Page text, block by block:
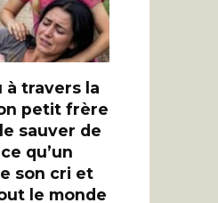
à travers la
petit frère
sauver de
qu’un
son cri et
le monde